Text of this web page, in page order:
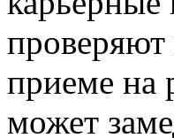
проверяют
приеме на
может